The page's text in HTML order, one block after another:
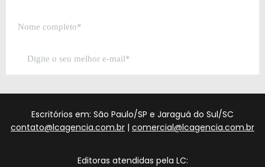
Escritórios em: São Paulo/SP e Jaraguá do Sul/SC
contato@lcagencia.com.br | comercial@lcagencia.com.br
Editoras atendidas pela LC: